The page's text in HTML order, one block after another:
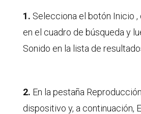
1. Selecciona el botón Inicio
en el cuadro de búsqueda y
Sonido en la lista de
2. En la pestaña
dispositivo y, a continuación,